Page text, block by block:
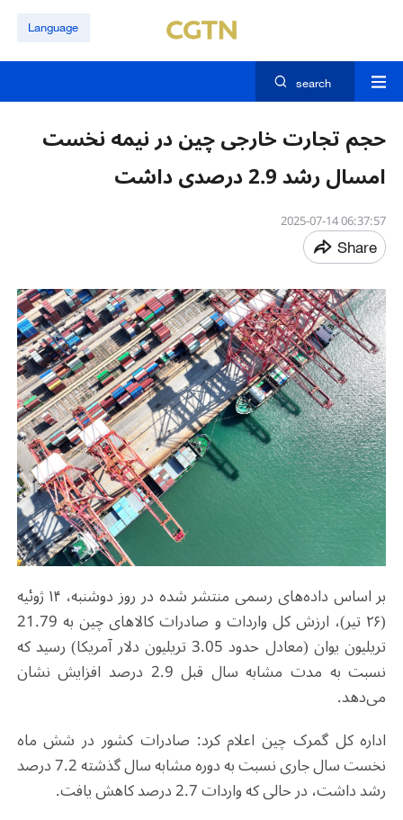
Language
search
حجم تجارت خارجی چین در نیمه نخست
امسال رشد 2.9 درصدی داشت
06:37:57 2025-07-14
Share
بر اساس داده‌های رسمی منتشر شده در روز دوشنبه، ۱۴ ژوئیه
(۲۶ تیر)، ارزش کل واردات و صادرات کالاهای چین به 21.79
تریلیون یوان (معادل حدود 3.05 تریلیون دلار آمریکا) رسید که
نسبت به مدت مشابه سال قبل 2.9 درصد افزایش نشان
می‌دهد.
اداره کل گمرک چین اعلام کرد: صادرات کشور در شش ماه
نخست سال جاری نسبت به دوره مشابه سال گذشته 7.2 درصد
رشد داشت، در حالی که واردات 2.7 درصد کاهش یافت
.